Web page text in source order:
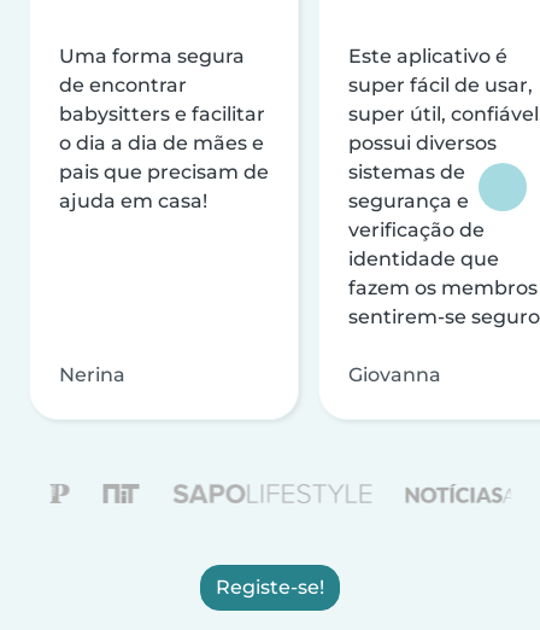
Uma forma segura
de encontrar
babysitters e facilitar
o dia a dia de mães e
pais que precisam de
ajuda em casa!
Nerina
Este aplicativo é
super fácil de usar,
super útil,
possui diversos
sistemas de
segurança e
verificação de
identidade que
fazem os membros
sentirem-se
Giovanna
Registe-se!